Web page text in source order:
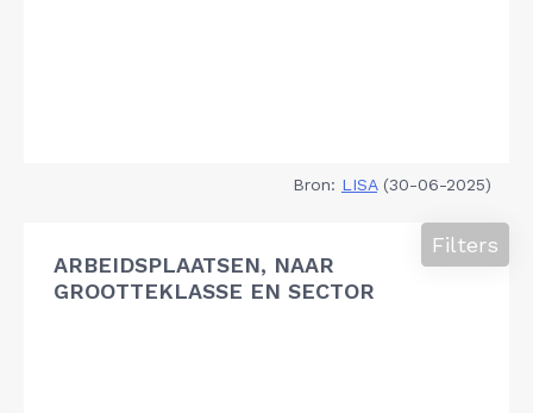
Bron: LISA(30-06-2025)
ARBEIDSPLAATSEN, NAAR
GROOTTEKLASSE EN SECTOR
Filters